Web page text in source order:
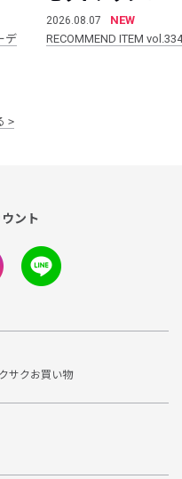
デ
2026.08.07
NEW
RECOMMEND ITEM vol.334
ント
サクお買い物